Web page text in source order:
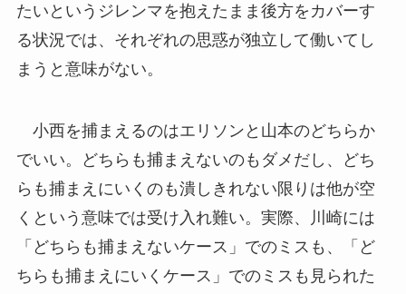
たいというジレンマを抱えたまま後方をカバーす
る状況では、それぞれの思惑が独立して働いてし
まうと意味がない。
小西を捕まえるのはエリソンと山本のどちらか
でいい。どちらも捕まえないのもダメだし、どち
らも捕まえにいくのも潰しきれない限りは他が空
くという意味では受け入れ難い。実際、川崎には
「どちらも捕まえないケース」でのミスも、「ど
ちらも捕まえにいくケース」でのミスも見られた